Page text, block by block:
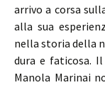
arrivo a corsa
alla sua
nella storia della
dura e faticosa.
Manola Marinai